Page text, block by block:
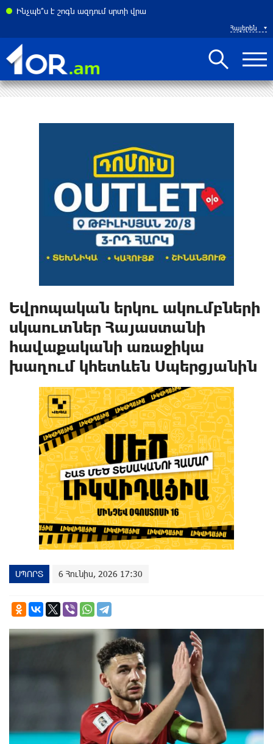
Ինչպե՞ս է շոգն ազդում սրտի վրա
Հայերեն
Եվրոպական երկու ակումբների
սկաուտներ Հայաստանի
հավաքականի առաջիկա
խաղում կհետևեն Սպերցյանին
ՍՊՈՐՏ 6 Հունիս, 2026 17:30